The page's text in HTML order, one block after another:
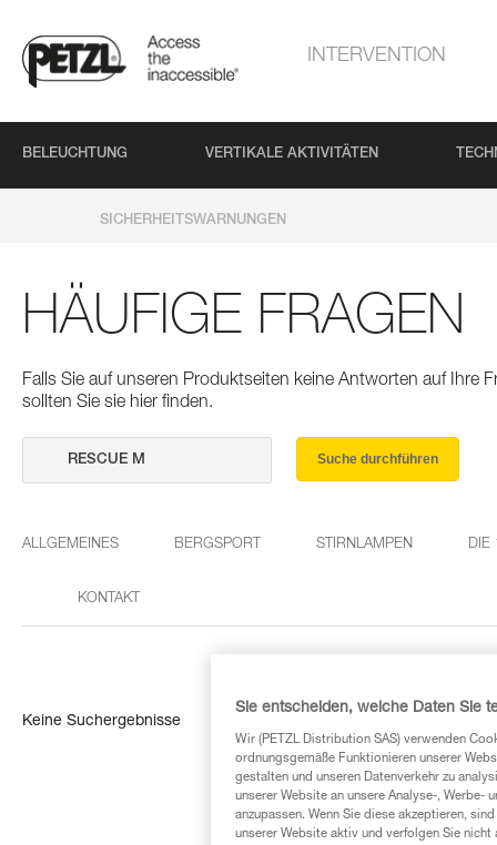
INTERVENTION
BELEUCHTUNG VERTIKALE AKTIVITÄTEN
SICHERHEITSWARNUNGEN
HÄUFIGE FRAGEN
Falls Sie auf unseren Produktseiten keine Antworten auf Ihre
sollten Sie sie hier finden.
Suche durchführen
ALLGEMEINES BERGSPORT STIRNLAMPEN DIE
KONTAKT
Keine Suchergebnisse
Sie entscheiden, welche Daten Sie
Wir (PETZL Distribution SAS) verwenden
ordnungsgemäße Funktionieren unserer
gestalten und unseren Datenverkehr zu
unserer Website an unsere Analyse-, Werbe-
anzupassen. Wenn Sie diese akzeptieren,
unserer Website aktiv und verfolgen Sie